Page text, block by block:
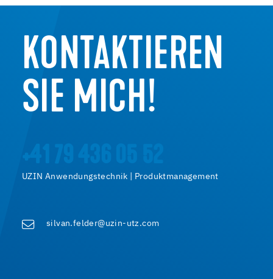
KONTAKTIEREN
SIE MICH!
UZIN Anwendungstechnik | Produktmanagement
silvan.felder@uzin-utz.com